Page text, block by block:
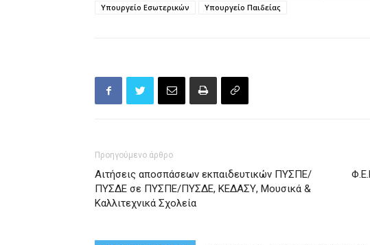
Υπουργείο Εσωτερικών
Υπουργείο Παιδείας
Προηγούμενο άρθρο
Αιτήσεις αποσπάσεων εκπαιδευτικών ΠΥΣΠΕ/
ΠΥΣΔΕ σε ΠΥΣΠΕ/ΠΥΣΔΕ, ΚΕΔΑΣΥ, Μουσικά &
Καλλιτεχνικά Σχολεία